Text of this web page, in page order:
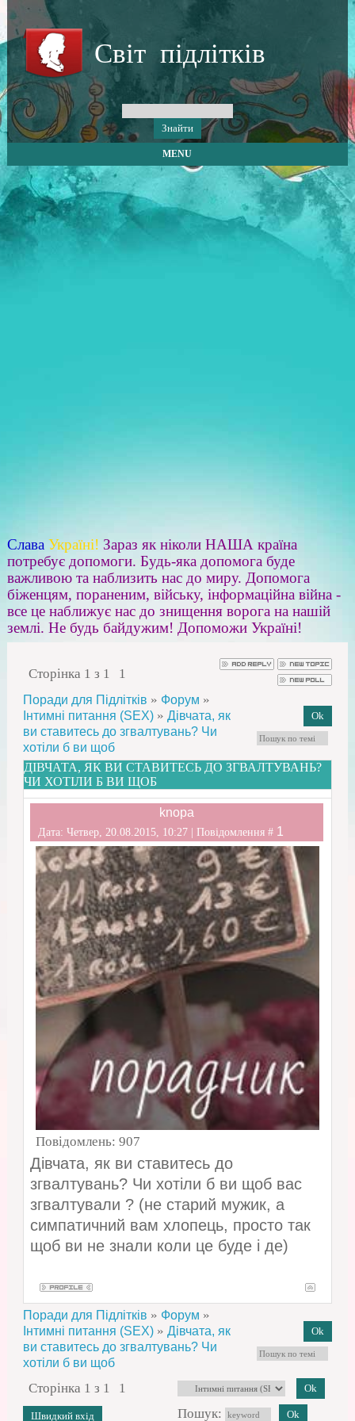
Світ підлітків
MENU
Слава Україні! Зараз як ніколи НАША країна
потребує допомоги. Будь-яка допомога буде
важливою та наблизить нас до миру. Допомога
біженцям, пораненим, війську, інформаційна війна -
все це наближує нас до знищення ворога на нашій
землі. Не будь байдужим! Допоможи Україні!
Сторінка 1 з 1 1
Поради для Підлітків » Форум »
Інтимні питання (SEX) » Дівчата, як
ви ставитесь до згвалтувань? Чи
хотіли б ви щоб
ДІВЧАТА, ЯК ВИ СТАВИТЕСЬ ДО ЗГВАЛТУВАНЬ?
ЧИ ХОТІЛИ Б ВИ ЩОБ
knopa
Дата: Четвер, 20.08.2015, 10:27 | Повідомлення # 1
Повідомлень: 907
Дівчата, як ви ставитесь до
згвалтувань? Чи хотіли б ви щоб вас
згвалтували ? (не старий мужик, а
симпатичний вам хлопець, просто так
щоб ви не знали коли це буде і де)
Поради для Підлітків » Форум »
Інтимні питання (SEX) » Дівчата, як
ви ставитесь до згвалтувань? Чи
хотіли б ви щоб
Сторінка 1 з 1
1
Пошук: